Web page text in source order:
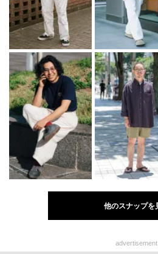
他のスナップを
advertisement